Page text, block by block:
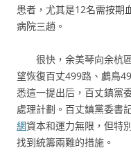
患者，尤其是12名需按期
病院三趟。
很快，余美琴向余杭
望恢復百丈499路、鸕鳥
悉這一提出后，百丈鎮黨
處理計劃。百丈鎮黨委書
網資本和運力無限，但特
找到統籌兩難的措施。